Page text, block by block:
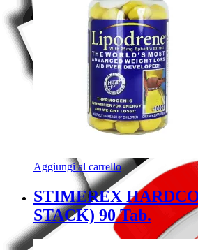
Aggiungi al carrello
STIMEREX
STACK) 90 Tab.